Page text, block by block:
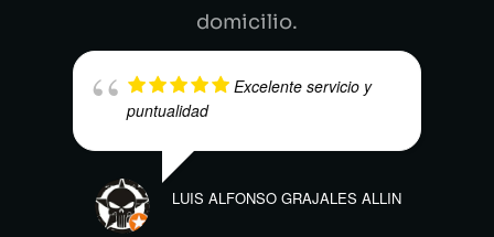
domicilio.
Excelente servicio y
puntualidad
LUIS ALFONSO GRAJALES ALLIN